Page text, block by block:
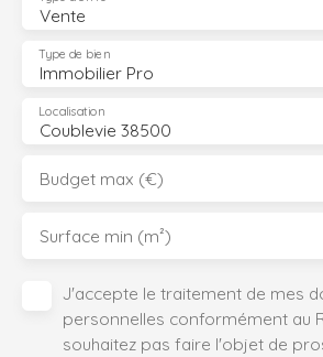
Vente
Immobilier Pro
Type de bien
Coublevie 38500
Localisation
Budget max (€)
Surface min (m²)
J'accepte le traitement de mes
personnelles conformément au
souhaitez pas faire l'objet de